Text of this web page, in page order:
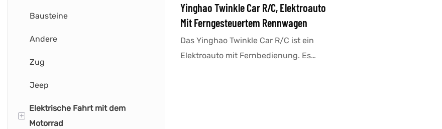
Bausteine
Andere
Zug
Jeep
+
Elektrische Fahrt mit dem
Motorrad
Yinghao Twinkle Car R/C, Elektroauto
Mit Ferngesteuertem Rennwagen
Das Yinghao Twinkle Car R/C ist ein
Elektroauto mit Fernbedienung. Es